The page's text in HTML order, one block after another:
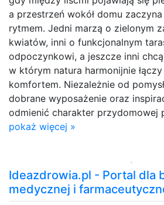
a przestrzeń wokół domu zaczyna
rytmem. Jedni marzą o zielonym
kwiatów, inni o funkcjonalnym
odpoczynkowi, a jeszcze inni
w którym natura harmonijnie
komfortem. Niezależnie od
dobrane wyposażenie oraz
odmienić charakter przydomowej
pokaż więcej »
Ideazdrowia.pl - Portal dla
medycznej i